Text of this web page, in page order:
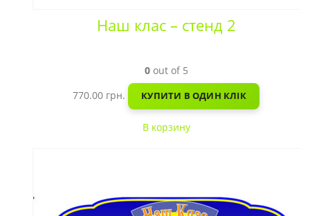
Наш клас – стенд 2
0out of 5
770.00 грн. КУПИТИ В ОДИН КЛІК
В корзину